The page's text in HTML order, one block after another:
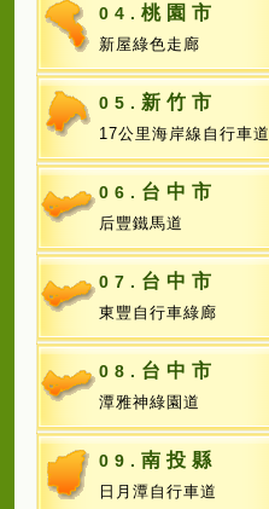
04.桃園市
新屋綠色走廊
05. 新竹市
17公里海岸線自行車道
06. 台中市
后豐鐵馬道
07. 台中市
東豐自行車綠廊
08. 台中市
潭雅神綠園道
09.南投縣
日月潭自行車道